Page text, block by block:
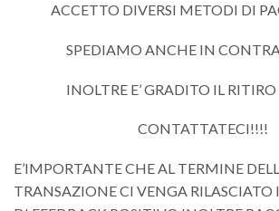
ACCETTO DIVERSI METODI DI
SPEDIAMO ANCHE IN
INOLTRE E’ GRADITO IL
CONTATTATECI!!!!
E’IMPORTANTE CHE AL TERMINE
TRANSAZIONE CI VENGA